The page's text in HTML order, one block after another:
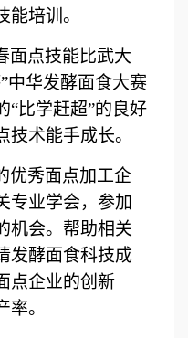
培训。
面点技能比武大
中华发酵面食大赛
“比学赶超”的良好
技术能手成长。
优秀面点加工企
专业学会，参加
机会。帮助相关
发酵面食科技成
点企业的创新
率。